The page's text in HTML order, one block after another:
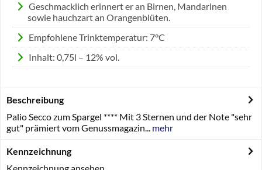
Geschmacklich erinnert er an Birnen, Mandarinen
sowie hauchzart an Orangenblüten.
Empfohlene Trinktemperatur: 7°C
Inhalt: 0,75l – 12% vol.
Beschreibung
Palio Secco zum Spargel **** Mit 3 Sternen und der Note "sehr
gut" prämiert vom Genussmagazin... mehr
Kennzeichnung